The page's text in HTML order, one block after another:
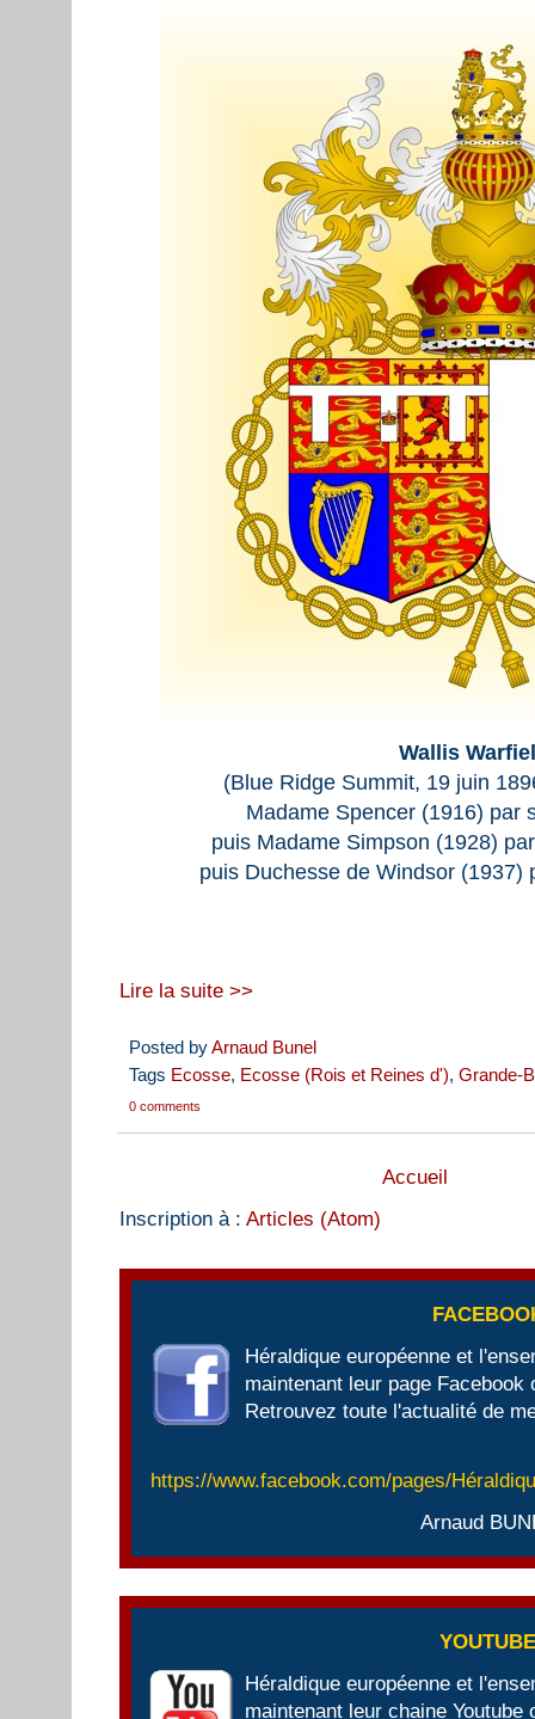
Wallis
(Blue Ridge Summit, 19 juin
Madame Spencer (1916) par
puis Madame Simpson (1928)
puis Duchesse de Windsor (1937)
Lire la suite >>
Posted byArnaud Bunel
Tags Ecosse, Ecosse (Rois et Reines d'), Grande-
0 comments
Accueil
Inscription à : Articles (Atom)
Héraldique européenne et
maintenant leur page Facebook
Retrouvez toute l'actualité de
https://www.facebook.com/pages/
Arnaud
Héraldique européenne et
maintenant leur chaine Youtube